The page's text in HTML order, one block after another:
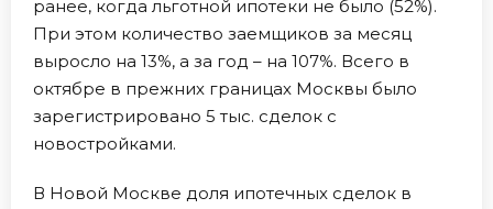
ранее, когда льготной ипотеки не было (52%).
При этом количество заемщиков за месяц
выросло на 13%, а за год – на 107%. Всего в
октябре в прежних границах Москвы было
зарегистрировано 5 тыс. сделок с
новостройками.
В Новой Москве доля ипотечных сделок в